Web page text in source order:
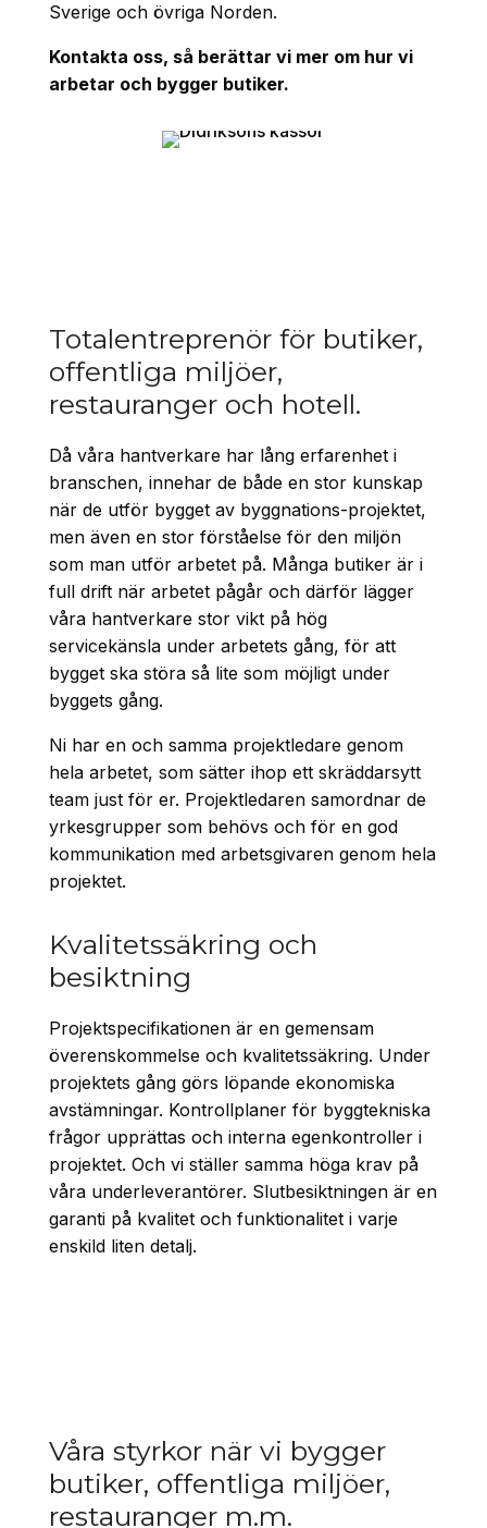
Sverige och övriga Norden.
Kontakta oss, så berättar vi mer om hur vi
arbetar och bygger butiker.
Totalentreprenör för butiker,
offentliga miljöer,
restauranger och hotell.
Då våra hantverkare har lång erfarenhet i
branschen, innehar de både en stor kunskap
när de utför bygget av byggnations-projektet,
men även en stor förståelse för den miljön
som man utför arbetet på. Många butiker är i
full drift när arbetet pågår och därför lägger
våra hantverkare stor vikt på hög
servicekänsla under arbetets gång, för att
bygget ska störa så lite som möjligt under
byggets gång.
Ni har en och samma projektledare genom
hela arbetet, som sätter ihop ett skräddarsytt
team just för er. Projektledaren samordnar de
yrkesgrupper som behövs och för en god
kommunikation med arbetsgivaren genom hela
projektet.
Kvalitetssäkring och
besiktning
Projektspecifikationen är en gemensam
överenskommelse och kvalitetssäkring. Under
projektets gång görs löpande ekonomiska
avstämningar. Kontrollplaner för byggtekniska
frågor upprättas och interna egenkontroller i
projektet. Och vi ställer samma höga krav på
våra underleverantörer. Slutbesiktningen är en
garanti på kvalitet och funktionalitet i varje
enskild liten detalj.
Våra styrkor när vi bygger
butiker, offentliga miljöer,
restauranger m.m.